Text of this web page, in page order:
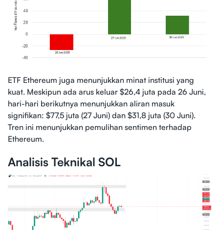
ETF Ethereum juga menunjukkan minat institusi yang
kuat. Meskipun ada arus keluar $26,4 juta pada 26 Juni,
hari-hari berikutnya menunjukkan aliran masuk
signifikan: $77,5 juta (27 Juni) dan $31,8 juta (30 Juni).
Tren ini menunjukkan pemulihan sentimen terhadap
Ethereum.
Analisis Teknikal SOL